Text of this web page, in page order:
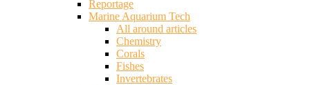
Reportage
Marine Aquarium Tech
All around articles
Chemistry
Corals
Fishes
Invertebrates